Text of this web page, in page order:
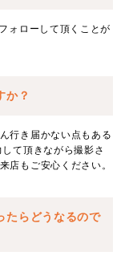
ォローして頂くことが
か？
行き届かない点もある
て頂きながら撮影さ
店もご安心ください。
たらどうなるので